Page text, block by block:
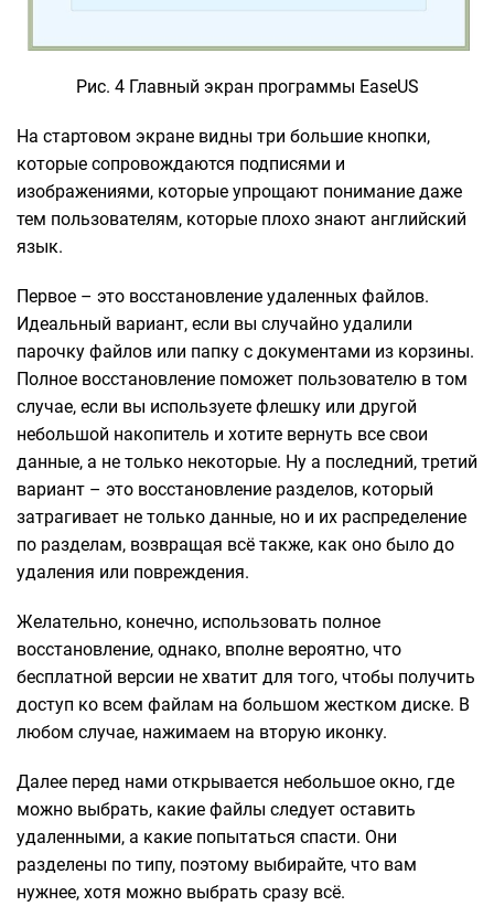
Рис. 4 Главный экран программы EaseUS
На стартовом экране видны три большие кнопки,
которые сопровождаются подписями и
изображениями, которые упрощают понимание даже
тем пользователям, которые плохо знают английский
язык.
Первое – это восстановление удаленных файлов.
Идеальный вариант, если вы случайно удалили
парочку файлов или папку с документами из корзины.
Полное восстановление поможет пользователю в том
случае, если вы используете флешку или другой
небольшой накопитель и хотите вернуть все свои
данные, а не только некоторые. Ну а последний, третий
вариант – это восстановление разделов, который
затрагивает не только данные, но и их распределение
по разделам, возвращая всё также, как оно было до
удаления или повреждения.
Желательно, конечно, использовать полное
восстановление, однако, вполне вероятно, что
бесплатной версии не хватит для того, чтобы получить
доступ ко всем файлам на большом жестком диске. В
любом случае, нажимаем на вторую иконку.
Далее перед нами открывается небольшое окно, где
можно выбрать, какие файлы следует оставить
удаленными, а какие попытаться спасти. Они
разделены по типу, поэтому выбирайте, что вам
нужнее, хотя можно выбрать сразу всё.